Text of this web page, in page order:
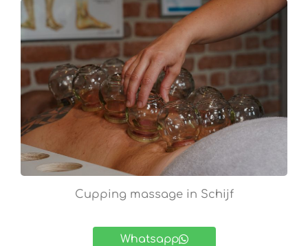
Cupping massage in Schijf
Whatsapp